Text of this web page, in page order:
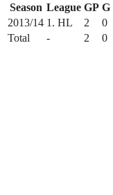
Season League GP G
2013/14 1. HL 2 0
Total
- 2 0